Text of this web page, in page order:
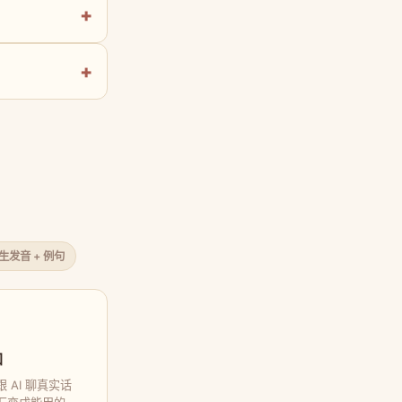
发音 + 例句
AI 聊真实话